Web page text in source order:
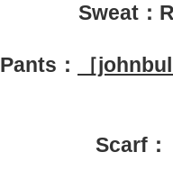
Sweat
Pants： ［
Scarf